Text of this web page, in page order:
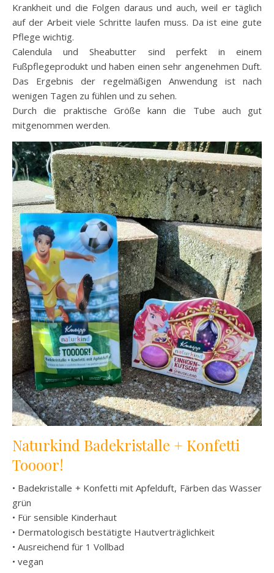
Krankheit und die Folgen daraus und auch, weil er täglich
auf der Arbeit viele Schritte laufen muss. Da ist eine gute
Pflege wichtig.
Calendula und Sheabutter sind perfekt in einem
Fußpflegeprodukt und haben einen sehr angenehmen Duft.
Das Ergebnis der regelmäßigen Anwendung ist nach
wenigen Tagen zu fühlen und zu sehen.
Durch die praktische Größe kann die Tube auch gut
mitgenommen werden.
Naturkind Badekristalle + Konfetti
Toooor!
• Badekristalle + Konfetti mit Apfelduft, Färben das Wasser
grün
• Für sensible Kinderhaut
• Dermatologisch bestätigte Hautverträglichkeit
• Ausreichend für 1 Vollbad
• vegan